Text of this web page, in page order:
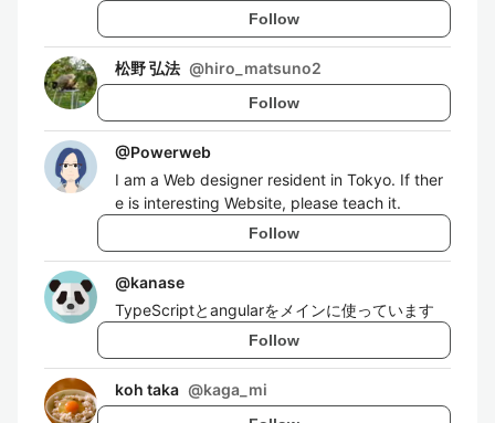
Follow
松野 弘法 @hiro_matsuno2
Follow
@Powerweb
I am a Web designer resident in Tokyo. If ther
e is interesting Website, please teach it.
Follow
@kanase
TypeScriptとangularをメインに使っています
Follow
koh taka @kaga_mi